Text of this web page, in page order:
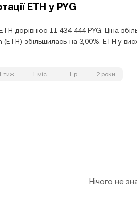
ETH у PYG
дорівнює 11 434 444 PYG. Ціна
збільшилась на 3,00%. ETH у
тиж 1 міс 1 р 2 роки
Нічого не